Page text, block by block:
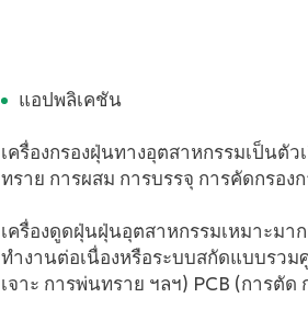
แอปพลิเคชัน
เครื่องกรองฝุ่นทางอุตสาหกรรมเป็นตั
ทราย การผสม การบรรจุ การคัดกรอ
เครื่องดูดฝุ่นฝุ่นอุตสาหกรรมเหมาะม
ทำงานต่อเนื่องหรือระบบสกัดแบบรวม
เจาะ การพ่นทราย ฯลฯ) PCB (การตั